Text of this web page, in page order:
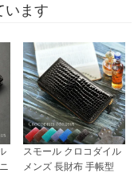
います
スモール クロコダイル
メンズ 長財布 手帳型